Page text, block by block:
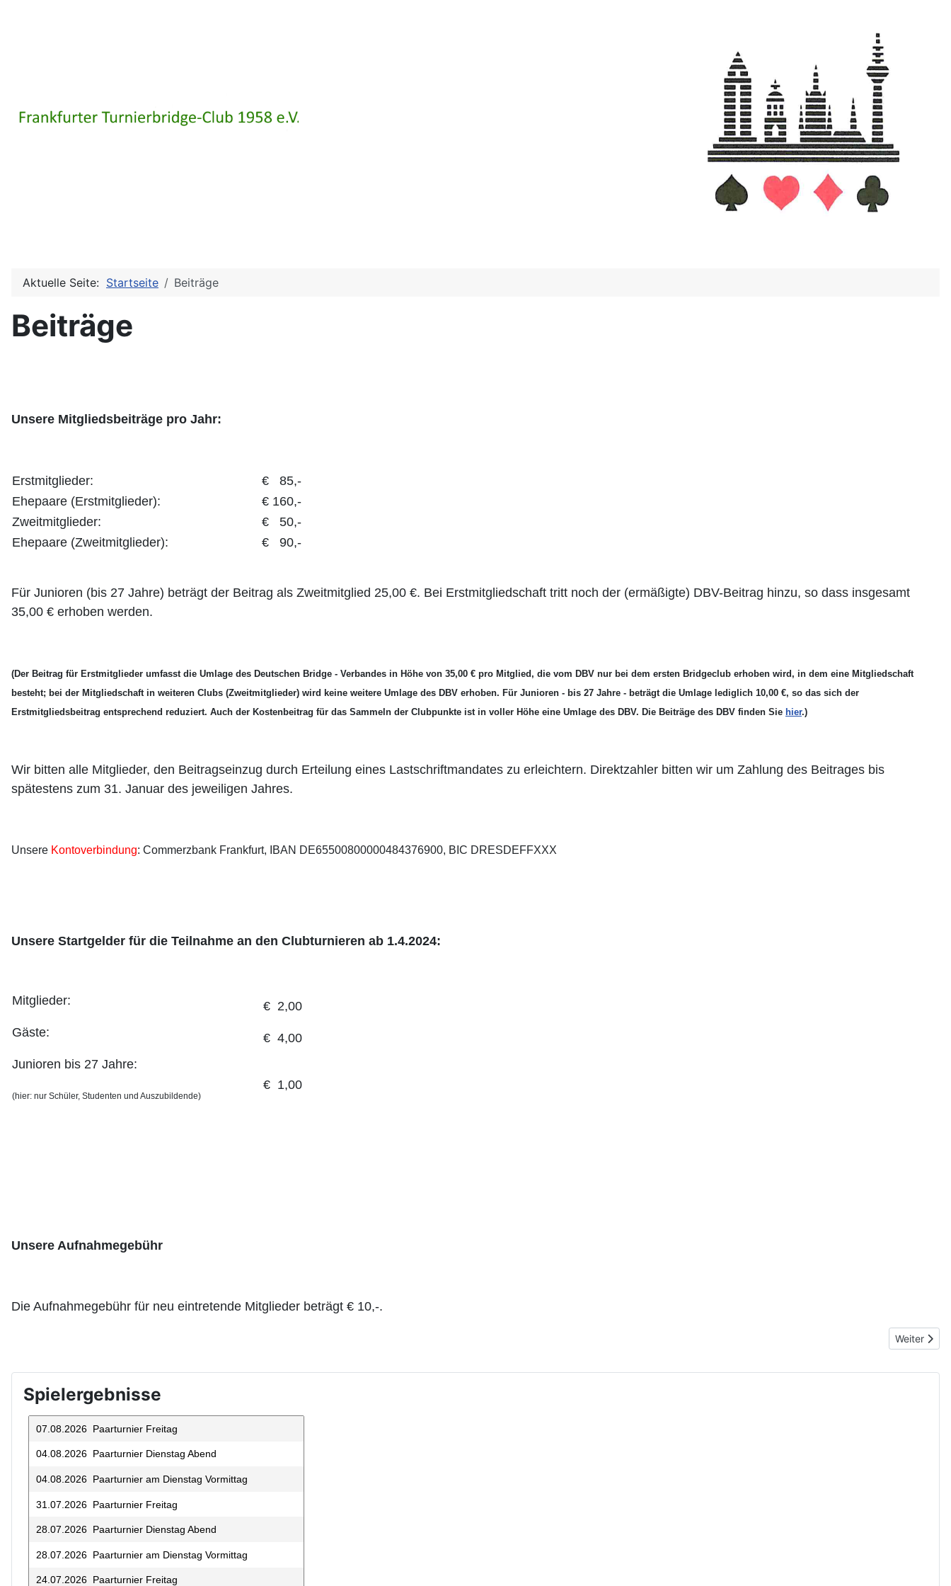
Spielergebnisse
07.08.2026 Paarturnier Freitag
04.08.2026 Paarturnier Dienstag Abend
04.08.2026 Paarturnier am Dienstag Vormittag
31.07.2026 Paarturnier Freitag
28.07.2026 Paarturnier Dienstag Abend
28.07.2026 Paarturnier am Dienstag Vormittag
24.07.2026 Paarturnier Freitag
Aktuelle Seite: Startseite Beiträge
Beiträge
Unsere Mitgliedsbeiträge pro Jahr:
Erstmitglieder:
€ 85,-
Ehepaare (Erstmitglieder):
€ 160,-
Zweitmitglieder:
€ 50,-
Ehepaare (Zweitmitglieder):
€ 90,-
Für Junioren (bis 27 Jahre) beträgt der Beitrag als Zweitmitglied 25,00 €. Bei Erstmitgliedschaft tritt noch der (ermäßigte) DBV-Beitrag hinzu, so dass insgesamt
35,00 € erhoben werden.
(Der Beitrag für Erstmitglieder umfasst die Umlage des Deutschen Bridge - Verbandes in Höhe von 35,00 € pro Mitglied, die vom DBV nur bei dem ersten Bridgeclub erhoben wird, in dem eine Mitgliedschaft
besteht; bei der Mitgliedschaft in weiteren Clubs (Zweitmitglieder) wird keine weitere Umlage des DBV erhoben. Für Junioren - bis 27 Jahre - beträgt die Umlage lediglich 10,00 €, so das sich der
Erstmitgliedsbeitrag entsprechend reduziert. Auch der Kostenbeitrag für das Sammeln der Clubpunkte ist in voller Höhe eine Umlage des DBV. Die Beiträge des DBV finden Sie hier.)
Wir bitten alle Mitglieder, den Beitragseinzug durch Erteilung eines Lastschriftmandates zu erleichtern. Direktzahler bitten wir um Zahlung des Beitrages bis
spätestens zum 31. Januar des jeweiligen Jahres.
Unsere Kontoverbindung: Commerzbank Frankfurt, IBAN DE65500800000484376900, BIC DRESDEFFXXX
Unsere Startgelder für die Teilnahme an den Clubturnieren ab 1.4.2024:
Mitglieder:
€ 2,00
Gäste:
€ 4,00
Junioren bis 27 Jahre:
(hier: nur Schüler, Studenten und Auszubildende)
€ 1,00
Unsere Aufnahmegebühr
Die Aufnahmegebühr für neu eintretende Mitglieder beträgt € 10,-.
Nächster
Weiter